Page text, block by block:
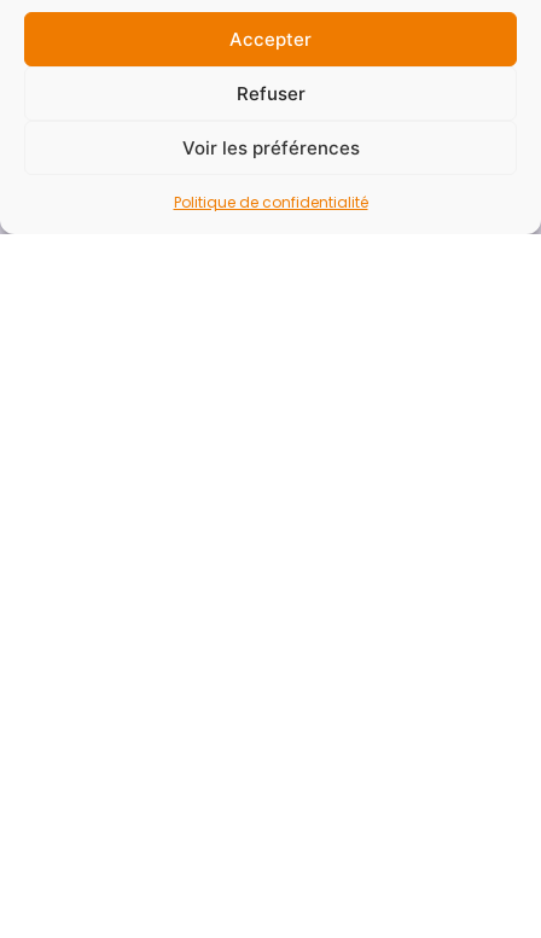
Accepter
Refuser
Voir les préférences
Politique de confidentialité
Politique de confidentialité
Plan du site
pour ne rater aucune actualités ?